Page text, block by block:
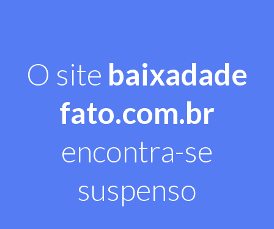
O site baixadade
fato.com.br
encontra-se
suspenso